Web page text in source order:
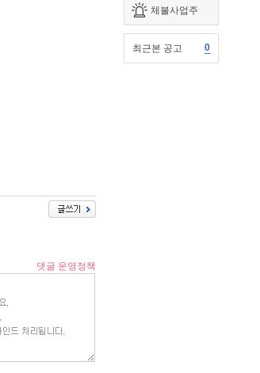
체불사업주
최근본 공고 0